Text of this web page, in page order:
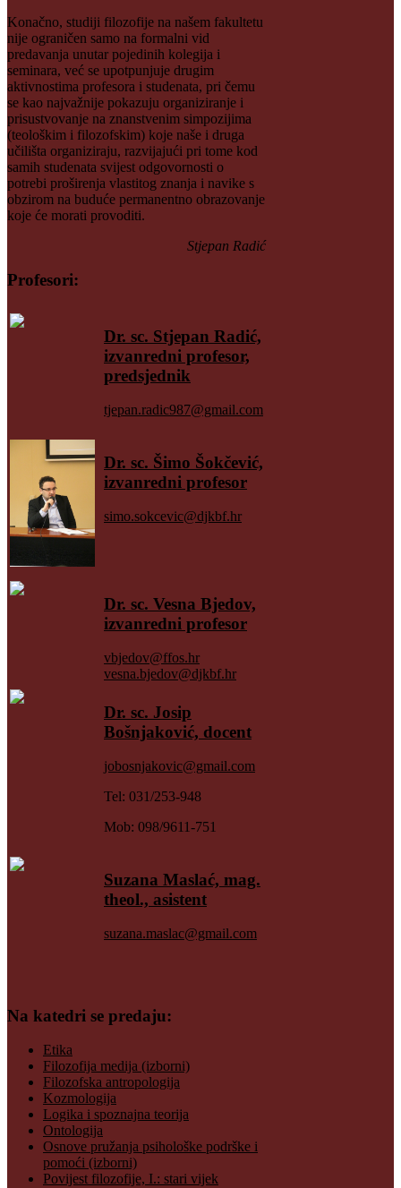
Konačno, studiji filozofije na našem fakultetu
nije ograničen samo na formalni vid
predavanja unutar pojedinih kolegija i
seminara, već se upotpunjuje drugim
aktivnostima profesora i studenata, pri čemu
se kao najvažnije pokazuju organiziranje i
prisustvovanje na znanstvenim simpozijima
(teološkim i filozofskim) koje naše i druga
učilišta organiziraju, razvijajući pri tome kod
samih studenata svijest odgovornosti o
potrebi proširenja vlastitog znanja i navike s
obzirom na buduće permanentno obrazovanje
koje će morati provoditi.
Stjepan Radić
Profesori:
Dr. sc. Stjepan Radić,
izvanredni profesor,
predsjednik
tjepan.radic987@gmail.com
Dr. sc. Šimo Šokčević,
izvanredni profesor
simo.sokcevic@djkbf.hr
Dr. sc. Vesna Bjedov,
izvanredni profesor
vbjedov@ffos.hr
vesna.bjedov@djkbf.hr
Dr. sc. Josip
Bošnjaković, docent
jobosnjakovic@gmail.com
Tel: 031/253-948
Mob: 098/9611-751
Suzana Maslać, mag.
theol., asistent
suzana.maslac@gmail.com
Na katedri se predaju:
Etika
Filozofija medija (izborni)
Filozofska antropologija
Kozmologija
Logika i spoznajna teorija
Ontologija
Osnove pružanja psihološke podrške i
pomoći (izborni)
Povijest filozofije, I.: stari vijek